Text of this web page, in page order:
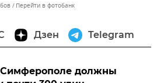
Перейти в фотобанк
Дзен Telegram
должны